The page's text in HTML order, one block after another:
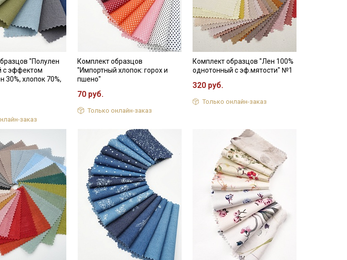
"Полулен
с эффектом
30%, хлопок 70%,
заказ
Комплект образцов
"Импортный хлопок: горох и
пшено"
70 руб.
Только онлайн-заказ
Комплект образцов "Лен 100%
однотонный с эф.мятости" №1
320 руб.
Только онлайн-заказ
рассылка от
дополнительные
до 30% на узкие
тканей
обработки персональных
на обработку персональных
рекламных и